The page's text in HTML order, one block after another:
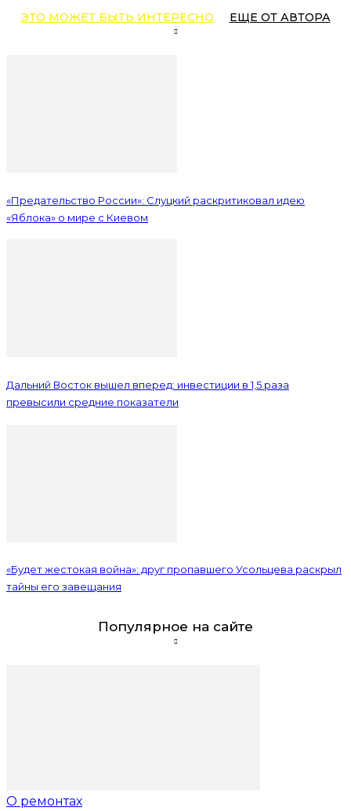
ЭТО МОЖЕТ БЫТЬ ИНТЕРЕСНО ЕЩЕ ОТ АВТОРА
«Предательство России»: Слуцкий раскритиковал идею
«Яблока» о мире с Киевом
Дальний Восток вышел вперед: инвестиции в 1,5 раза
превысили средние показатели
«Будет жестокая война»: друг пропавшего Усольцева раскрыл
тайны его завещания
Популярное на сайте
О ремонтах